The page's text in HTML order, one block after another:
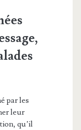
par les
leur
qu’il